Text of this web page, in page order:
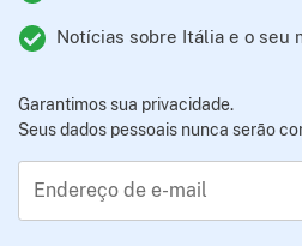
Notícias sobre Itália e o seu
Garantimos sua privacidade.
Seus dados pessoais nunca serão
Endereço de e-mail